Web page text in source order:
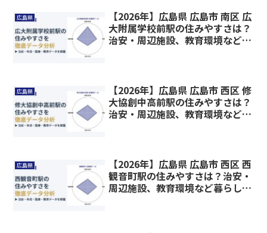
広島県
【2026年】広島県 広島市 南区 広
大附属学校前駅の住みやすさは？
治安・周辺施設、教育環境など暮
広島県
【2026年】広島県 広島市 西区 修
大協創中高前駅の住みやすさは？
治安・周辺施設、教育環境など暮
広島県
【2026年】広島県 広島市 西区 西
観音町駅の住みやすさは？治安・
周辺施設、教育環境など暮らしに